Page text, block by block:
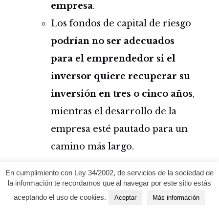
empresa.
Los fondos de capital de riesgo
podrían no ser adecuados
para el emprendedor si el
inversor quiere recuperar su
inversión en tres o cinco años,
mientras el desarrollo de la
empresa esté pautado para un
camino más largo.
En cumplimiento con Ley 34/2002, de servicios de la sociedad de
la información te recordamos que al navegar por este sitio estás
aceptando el uso de cookies.
Aceptar Más información